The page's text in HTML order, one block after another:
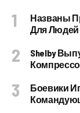
Названы
Для
Shelby
Боевики